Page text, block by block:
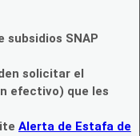
subsidios SNAP
solicitar el
efectivo) que les
Alerta de Estafa de